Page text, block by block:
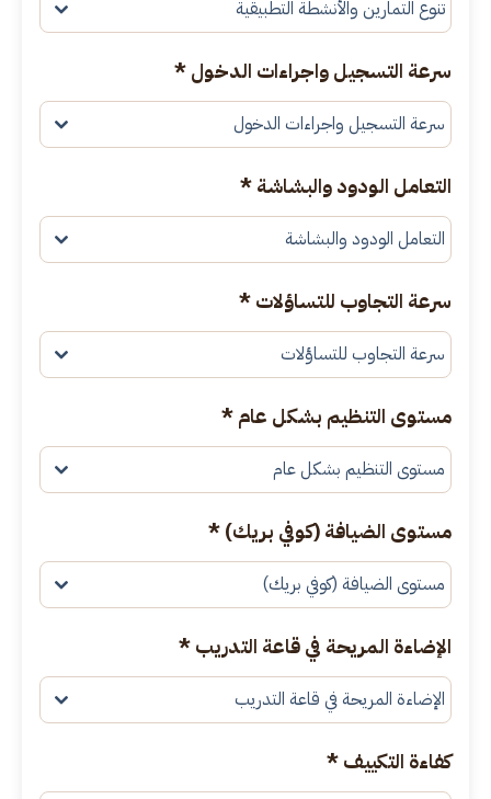
تنوع التمارين والأنشطة التطبيقية
سرعة التسجيل واجراءات الدخول*
سرعة التسجيل واجراءات الدخول
التعامل الودود والبشاشة*
التعامل الودود والبشاشة
سرعة التجاوب للتساؤلات*
سرعة التجاوب للتساؤلات
مستوى التنظيم بشكل عام*
مستوى التنظيم بشكل عام
مستوى الضيافة (كوفي بريك)*
مستوى الضيافة (كوفي بريك)
الإضاءة المريحة في قاعة التدريب*
الإضاءة المريحة في قاعة التدريب
كفاءة التكييف*